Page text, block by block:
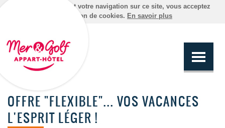
En poursuivant votre navigation sur ce site, vous acceptez
l'utilisation de cookies. En savoir plus
OFFRE "FLEXIBLE"... VOS VACANCES
L'ESPRIT LÉGER !